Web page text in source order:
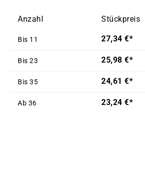
Anzahl Stückpreis
Bis 11 27,34 €*
Bis 23 25,98 €*
Bis 35 24,61 €*
Ab 36 23,24 €*